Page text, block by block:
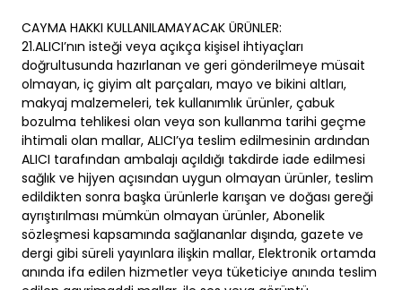
CAYMA HAKKI KULLANILAMAYACAK ÜRÜNLER:
21.ALICI’nın isteği veya açıkça kişisel ihtiyaçları
doğrultusunda hazırlanan ve geri gönderilmeye müsait
olmayan, iç giyim alt parçaları, mayo ve bikini altları,
makyaj malzemeleri, tek kullanımlık ürünler, çabuk
bozulma tehlikesi olan veya son kullanma tarihi geçme
ihtimali olan mallar, ALICI’ya teslim edilmesinin ardından
ALICI tarafından ambalajı açıldığı takdirde iade edilmesi
sağlık ve hijyen açısından uygun olmayan ürünler, teslim
edildikten sonra başka ürünlerle karışan ve doğası gereği
ayrıştırılması mümkün olmayan ürünler, Abonelik
sözleşmesi kapsamında sağlananlar dışında, gazete ve
dergi gibi süreli yayınlara ilişkin mallar, Elektronik ortamda
anında ifa edilen hizmetler veya tüketiciye anında teslim